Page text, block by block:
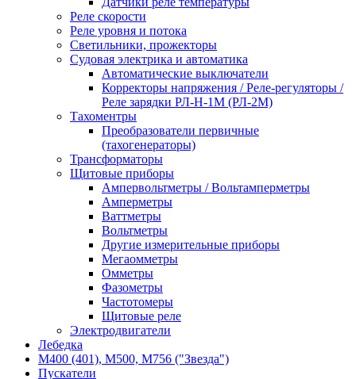
Реле скорости
Реле уровня и потока
Светильники, прожекторы
Судовая электрика и автоматика
Автоматические выключатели
Корректоры напряжения / Реле-регуляторы /
Реле зарядки РЛ-Н-1М (РЛ-2М)
Тахоментры
Преобразователи первичные
(тахогенераторы)
Трансформаторы
Щитовые приборы
Ампервольтметры / Вольтамперметры
Амперметры
Ваттметры
Вольтметры
Другие измерительные приборы
Мегаомметры
Омметры
Фазометры
Частотомеры
Щитовые реле
Электродвигатели
Лебедка
М400 (401), М500, М756 ("Звезда")
Пускатели